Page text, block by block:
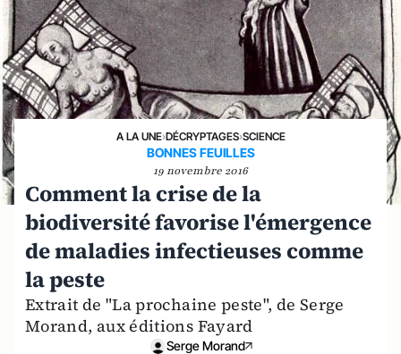
A LA UNE›DÉCRYPTAGES›SCIENCE
BONNES FEUILLES
19 novembre 2016
Comment la crise de la
biodiversité favorise l'émergence
de maladies infectieuses comme
la peste
Extrait de "La prochaine peste", de Serge
Morand, aux éditions Fayard
Serge Morand